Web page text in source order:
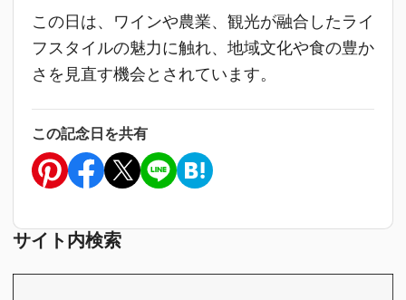
この日は、ワインや農業、観光が融合したライ
フスタイルの魅力に触れ、地域文化や食の豊か
さを見直す機会とされています。
この記念日を共有
サイト内検索